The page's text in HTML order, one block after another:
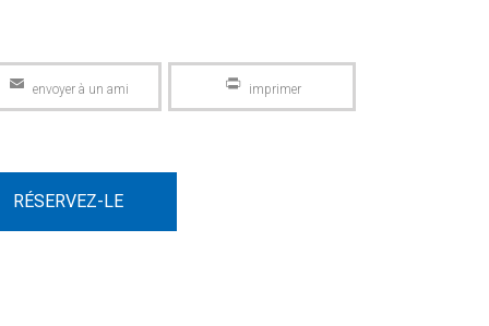
Email PrintFriendly
RÉSERVEZ-LE